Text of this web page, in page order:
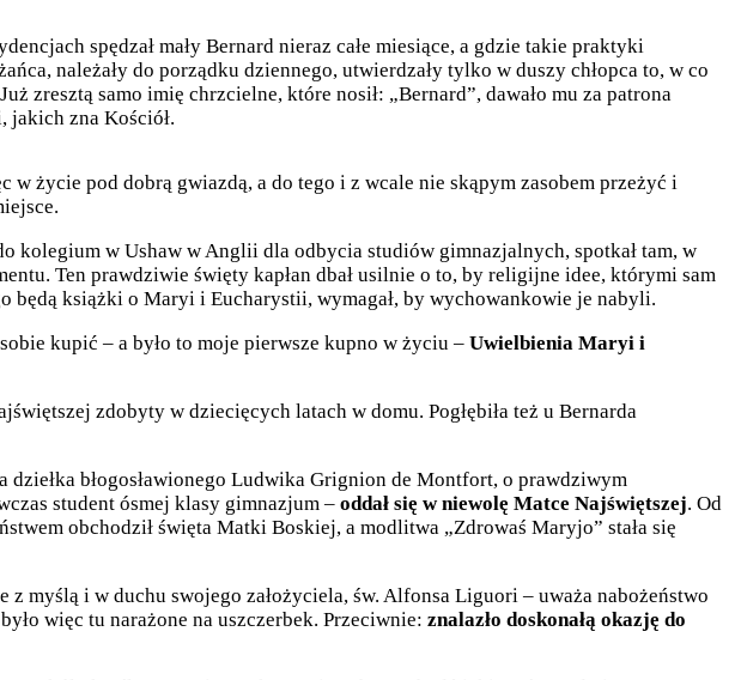
spędzał mały Bernard nieraz całe miesiące, a gdzie takie praktyki
należały do porządku dziennego, utwierdzały tylko w duszy chłopca to, w co
zresztą samo imię chrzcielne, które nosił: „Bernard”, dawało mu za patrona
zna Kościół.
życie pod dobrą gwiazdą, a do tego i z wcale nie skąpym zasobem przeżyć i
kolegium w Ushaw w Anglii dla odbycia studiów gimnazjalnych, spotkał tam, w
Ten prawdziwie święty kapłan dbał usilnie o to, by religijne idee, którymi sam
będą książki o Maryi i Eucharystii, wymagał, by wychowankowie je nabyli.
kupić – a było to moje pierwsze kupno w życiu – Uwielbienia Maryi i
zdobyty w dziecięcych latach w domu. Pogłębiła też u Bernarda
błogosławionego Ludwika Grignion de Montfort, o prawdziwym
student ósmej klasy gimnazjum – oddał się w niewolę Matce Najświętszej. Od
obchodził święta Matki Boskiej, a modlitwa „Zdrowaś Maryjo” stała się
myślą i w duchu swojego założyciela, św. Alfonsa Liguori – uważa nabożeństwo
więc tu narażone na uszczerbek. Przeciwnie: znalazło doskonałą okazję do